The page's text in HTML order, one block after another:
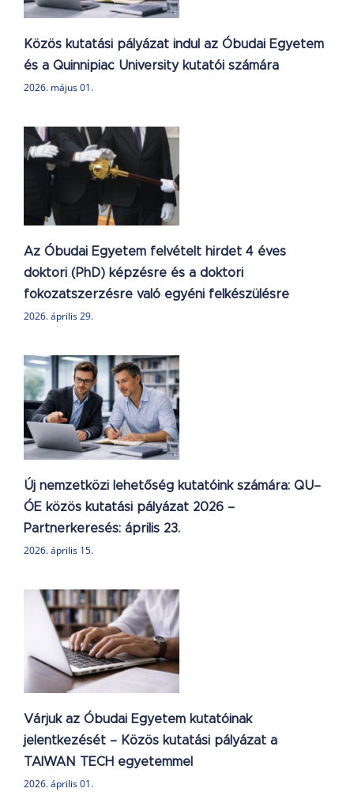
Közös kutatási pályázat indul az Óbudai Egyetem
és a Quinnipiac University kutatói számára
2026. május 01.
Az Óbudai Egyetem felvételt hirdet 4 éves
doktori (PhD) képzésre és a doktori
fokozatszerzésre való egyéni felkészülésre
2026. április 29.
Új nemzetközi lehetőség kutatóink számára: QU–
ÓE közös kutatási pályázat 2026 –
Partnerkeresés: április 23.
2026. április 15.
Várjuk az Óbudai Egyetem kutatóinak
jelentkezését – Közös kutatási pályázat a
TAIWAN TECH egyetemmel
2026. április 01.